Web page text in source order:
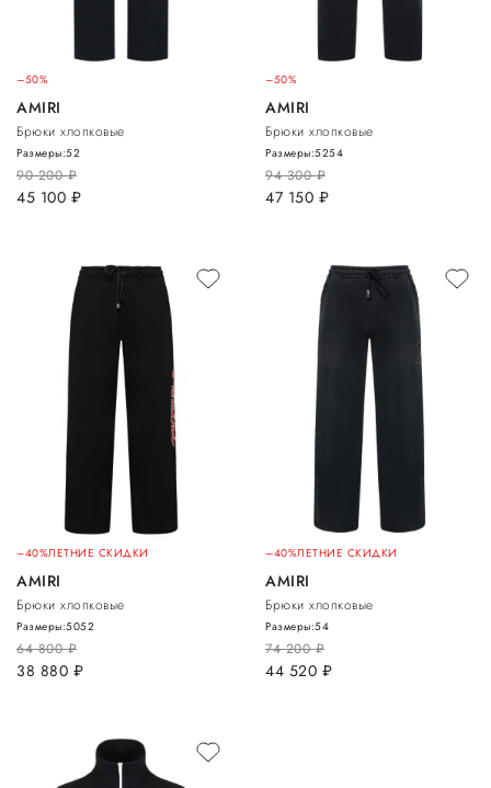
–50%
AMIRI
Брюки хлопковые
90 200руб.
45 100 руб.
Размеры:52
–50%
AMIRI
Брюки хлопковые
94 300руб.
47 150 руб.
Размеры:5254
–40%ЛЕТНИЕ СКИДКИ
AMIRI
Брюки хлопковые
64 800руб.
38 880 руб.
Размеры:5052
–40%ЛЕТНИЕ СКИДКИ
AMIRI
Брюки хлопковые
74 200руб.
44 520 руб.
Размеры:54